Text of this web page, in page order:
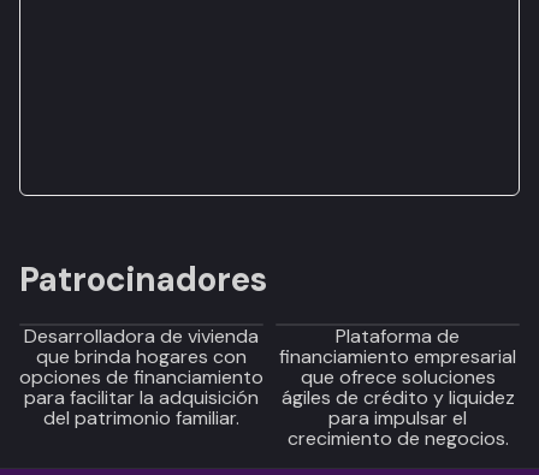
Patrocinadores
Desarrolladora de vivienda
que brinda hogares con
opciones de financiamiento
para facilitar la adquisición
del patrimonio familiar.
Plataforma de
financiamiento empresarial
que ofrece soluciones
ágiles de crédito y liquidez
para impulsar el
crecimiento de negocios.